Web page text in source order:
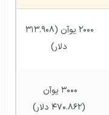
دلار)
(۴۷۰.۸۶۲ دلار)